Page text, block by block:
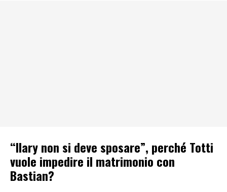
“Ilary non si deve sposare”, perché Totti
vuole impedire il matrimonio con
Bastian?